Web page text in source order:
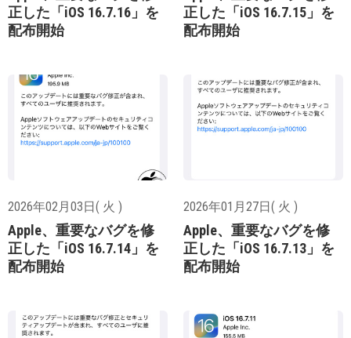
正した「iOS 16.7.16」を
配布開始
正した「iOS 16.7.15」を
配布開始
2026年02月03日( 火 )
Apple、重要なバグを修
正した「iOS 16.7.14」を
配布開始
2026年01月27日( 火 )
Apple、重要なバグを修
正した「iOS 16.7.13」を
配布開始